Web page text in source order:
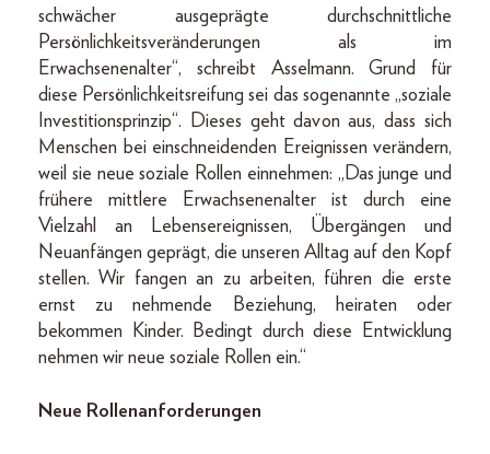
schwächer ausgeprägte durchschnittliche
Persönlichkeitsveränderungen als im
Erwachsenenalter“, schreibt Asselmann. Grund für
diese Persönlichkeitsreifung sei das sogenannte „soziale
Investitionsprinzip“. Dieses geht davon aus, dass sich
Menschen bei einschneidenden Ereignissen verändern,
weil sie neue soziale Rollen einnehmen: „Das junge und
frühere mittlere Erwachsenenalter ist durch eine
Vielzahl an Lebensereignissen, Übergängen und
Neuanfängen geprägt, die unseren Alltag auf den Kopf
stellen. Wir fangen an zu arbeiten, führen die erste
ernst zu nehmende Beziehung, heiraten oder
bekommen Kinder. Bedingt durch diese Entwicklung
nehmen wir neue soziale Rollen ein.“
Neue Rollenanforderungen